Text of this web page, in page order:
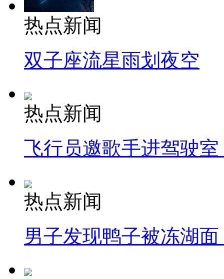
热点新闻
双子座流星雨划夜空
热点新闻
飞行员邀歌手进驾驶
热点新闻
男子发现鸭子被冻湖